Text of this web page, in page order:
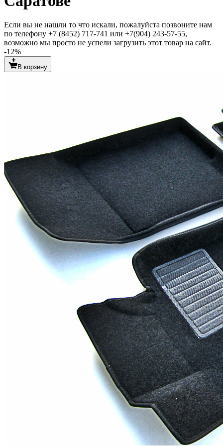
Если вы не нашли то что искали, пожалуйста позвоните нам
по телефону +7 (8452) 717-741 или +7(904) 243-57-55,
возможно мы просто не успели загрузить этот товар на сайт.
-12%
В корзину